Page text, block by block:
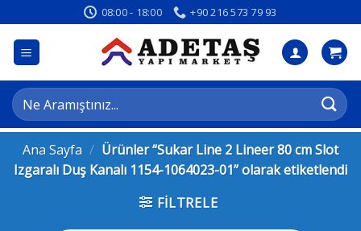
atla
08:00 - 18:00 +90 216 573 79 93
Ara:
Ana Sayfa / Ürünler “Sukar Line 2 Lineer 80 cm Slot
Izgaralı Duş Kanalı 1154-1064023-01” olarak etiketlendi
FILTRELE